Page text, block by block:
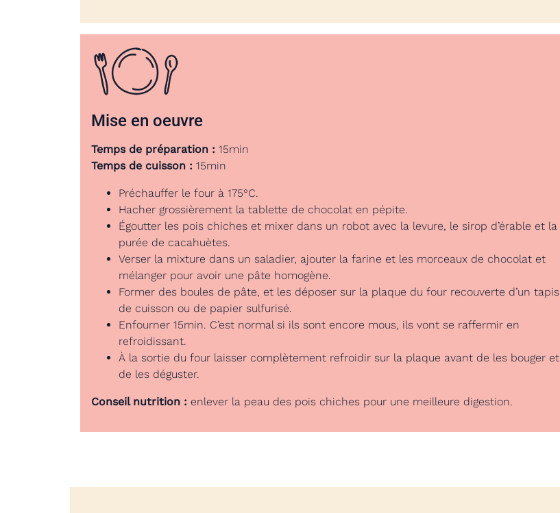
Mise en oeuvre
Temps de préparation : 15min
Temps de cuisson : 15min
Préchauffer le four à 175°C.
Hacher grossièrement la tablette de chocolat en pépite.
Égoutter les pois chiches et mixer dans un robot avec la levure, le sirop d’érable et la
purée de cacahuètes.
Verser la mixture dans un saladier, ajouter la farine et les morceaux de chocolat et
mélanger pour avoir une pâte homogène.
Former des boules de pâte, et les déposer sur la plaque du four recouverte d’un tapis
de cuisson ou de papier sulfurisé.
Enfourner 15min. C’est normal si ils sont encore mous, ils vont se raffermir en
refroidissant.
À la sortie du four laisser complètement refroidir sur la plaque avant de les bouger et
de les déguster.
Conseil nutrition : enlever la peau des pois chiches pour une meilleure digestion.